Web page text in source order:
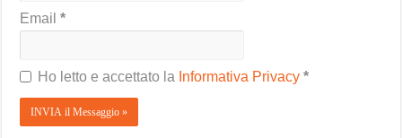
Email*
Ho letto e accettato la Informativa Privacy*